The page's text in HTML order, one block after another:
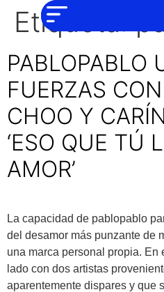
Mix
Del
Etiqueta:
PABLOPABLO
FUERZAS
CHOO Y
‘ESO QUE TÚ
AMOR’
La capacidad de pablopablo
del desamor más punzante de
una marca personal propia. En
lado con dos artistas
aparentemente dispares y que